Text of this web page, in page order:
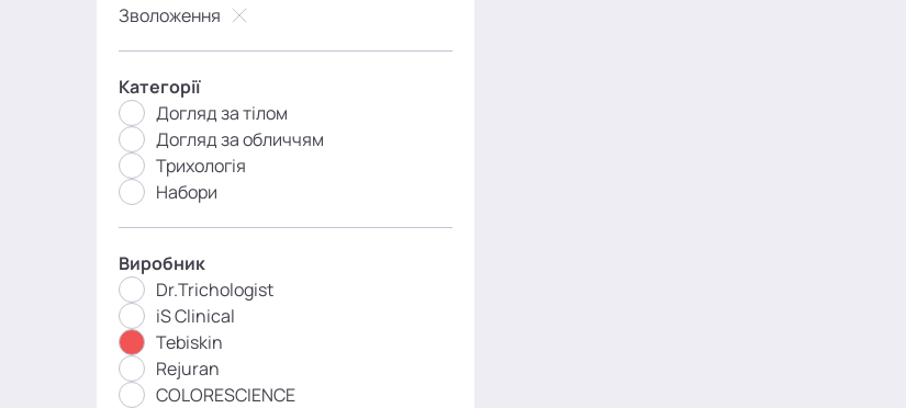
Зволоження
Категорії
Догляд за тілом
Догляд за обличчям
Трихологія
Набори
Виробник
Dr.Trichologist
iS Clinical
Tebiskin
Rejuran
COLORESCIENCE